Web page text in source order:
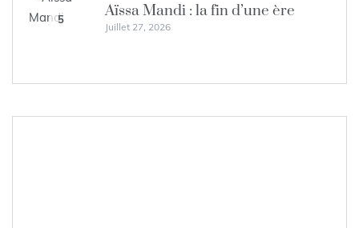
5 Aïssa Mandi : la fin d’une ère
Juillet 27, 2026